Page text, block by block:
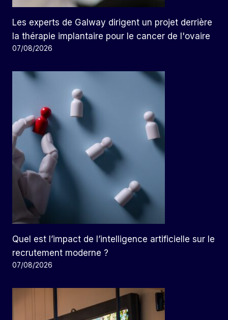
Les experts de Galway dirigent un projet derrière
la thérapie implantaire pour le cancer de l'ovaire
07/08/2026
Quel est l’impact de l’intelligence artificielle sur le
recrutement moderne ?
07/08/2026